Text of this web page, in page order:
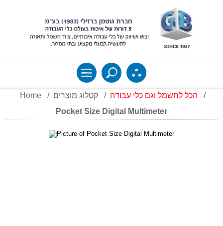
Home / קטלוג מוצרים / הכל לחשמל וגם כלי עבודה
/
Pocket Size Digital Multimeter